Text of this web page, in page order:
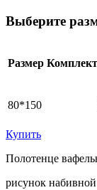
Выберите
Размер Комплект
80*150
Купить
Полотенце
рисунок набивной